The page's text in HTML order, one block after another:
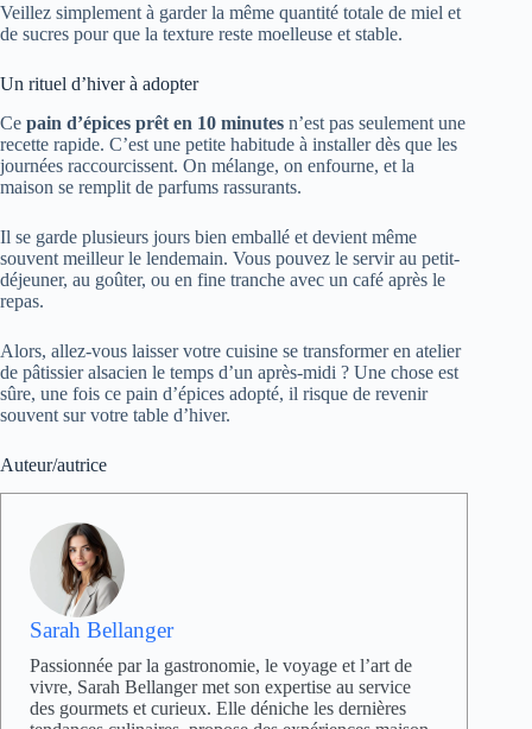
Veillez simplement à garder la même quantité totale de miel et
de sucres pour que la texture reste moelleuse et stable.
Un rituel d’hiver à adopter
Ce pain d’épices prêt en 10 minutes n’est pas seulement une
recette rapide. C’est une petite habitude à installer dès que les
journées raccourcissent. On mélange, on enfourne, et la
maison se remplit de parfums rassurants.
Il se garde plusieurs jours bien emballé et devient même
souvent meilleur le lendemain. Vous pouvez le servir au petit-
déjeuner, au goûter, ou en fine tranche avec un café après le
repas.
Alors, allez-vous laisser votre cuisine se transformer en atelier
de pâtissier alsacien le temps d’un après-midi ? Une chose est
sûre, une fois ce pain d’épices adopté, il risque de revenir
souvent sur votre table d’hiver.
Auteur/autrice
Sarah Bellanger
Passionnée par la gastronomie, le voyage et l’art de
vivre, Sarah Bellanger met son expertise au service
des gourmets et curieux. Elle déniche les dernières